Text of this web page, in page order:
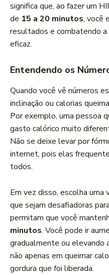
significa que, ao fazer um
de 15 a 20 minutos, você
resultados e combatendo
eficaz.
Entendendo os
Quando você vê números
inclinação ou calorias
Por exemplo, uma pessoa
gasto calórico muito
Não se deixe levar por
internet, pois elas
todos.
Em vez disso, escolha uma
que sejam desafiadoras
permitam que você
minutos. Você pode ir
gradualmente ou elevando
não apenas em queimar
gordura que foi liberada.